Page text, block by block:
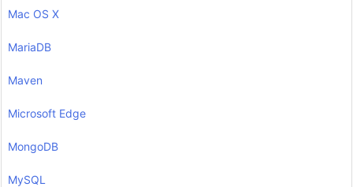
Mac OS X
MariaDB
Maven
Microsoft Edge
MongoDB
MySQL